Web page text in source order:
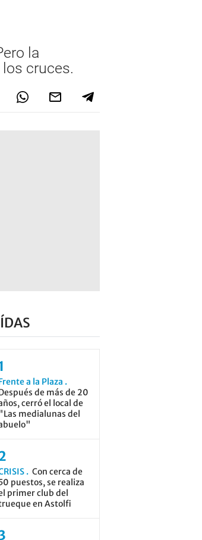
la
cruces.
a la Plaza
de más de 20
cerró el local de
medialunas del
Con cerca de
puestos, se realiza
primer club del
en Astolfi